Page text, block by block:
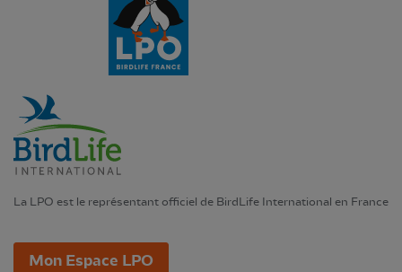
La LPO est le représentant officiel de BirdLife International en France
Mon Espace LPO